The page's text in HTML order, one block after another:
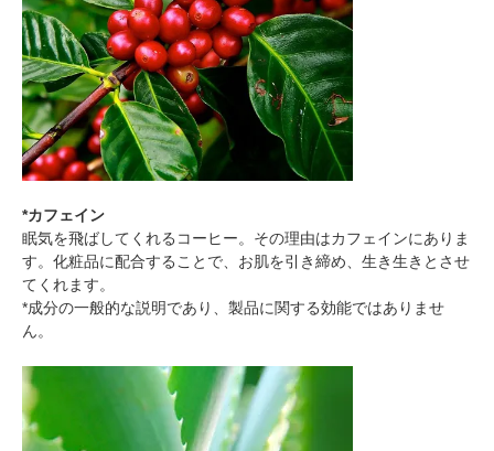
*カフェイン
眠気を飛ばしてくれるコーヒー。その理由はカフェインにありま
す。化粧品に配合することで、お肌を引き締め、生き生きとさせ
てくれます。
*成分の一般的な説明であり、製品に関する効能ではありませ
ん。